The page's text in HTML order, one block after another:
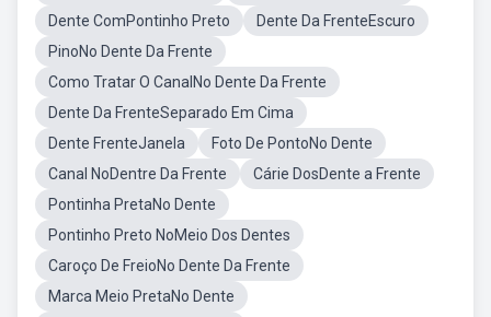
Dente ComPontinho Preto
Dente Da FrenteEscuro
PinoNo Dente Da Frente
Como Tratar O CanalNo Dente Da Frente
Dente Da FrenteSeparado Em Cima
Dente FrenteJanela
Foto De PontoNo Dente
Canal NoDentre Da Frente
Cárie DosDente a Frente
Pontinha PretaNo Dente
Pontinho Preto NoMeio Dos Dentes
Caroço De FreioNo Dente Da Frente
Marca Meio PretaNo Dente